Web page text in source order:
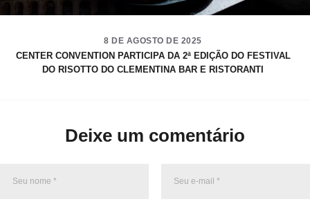
8 DE AGOSTO DE 2025
CENTER CONVENTION PARTICIPA DA 2ª EDIÇÃO DO FESTIVAL
DO RISOTTO DO CLEMENTINA BAR E RISTORANTI
Deixe um comentário